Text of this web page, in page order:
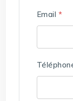
Email *